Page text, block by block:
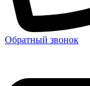
Обратный звонок